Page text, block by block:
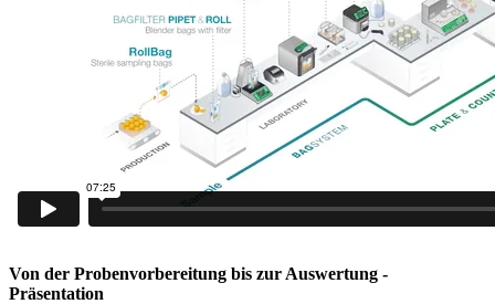
Von der Probenvorbereitung bis zur Auswertung -
Präsentation